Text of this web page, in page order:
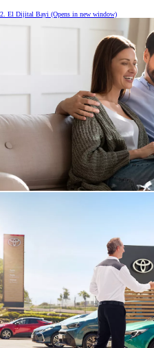
2. El Dijital Bayi (Opens in new window)